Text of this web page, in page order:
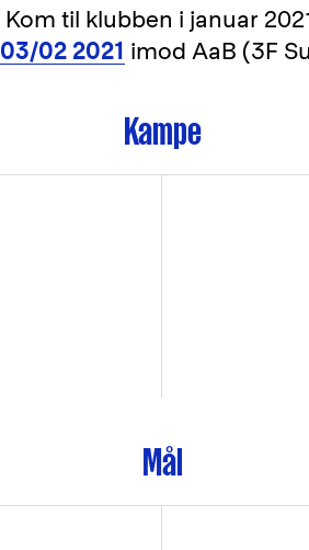
Kom til klubben i januar
03/02 2021 imod AaB (3F
Kampe
Mål